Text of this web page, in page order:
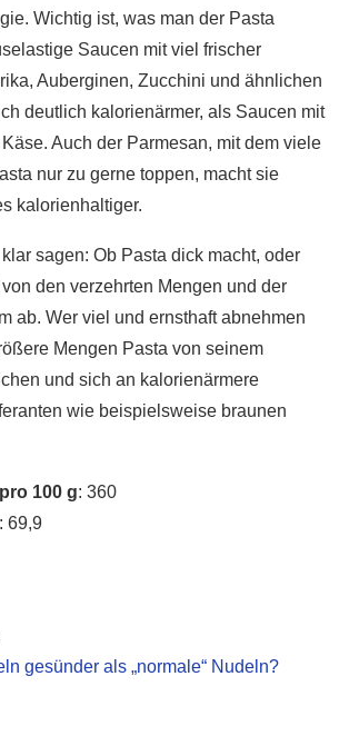
Wichtig ist, was man der Pasta
Saucen mit viel frischer
Auberginen, Zucchini und ähnlichen
deutlich kalorienärmer, als Saucen mit
Auch der Parmesan, mit dem viele
nur zu gerne toppen, macht sie
kalorienhaltiger.
sagen: Ob Pasta dick macht, oder
den verzehrten Mengen und der
ab. Wer viel und ernsthaft abnehmen
Mengen Pasta von seinem
und sich an kalorienärmere
wie beispielsweise braunen
100 g: 360
: 69,9
gesünder als „normale“ Nudeln?